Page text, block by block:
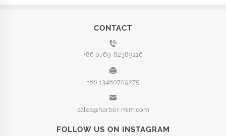
CONTACT
+86 0769-82389116
+86 13480709275
sales@harber-mim.com
FOLLOW US ON INSTAGRAM